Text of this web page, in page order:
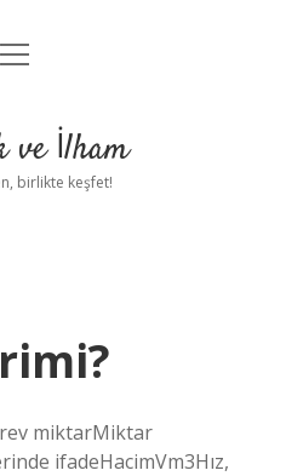
Uyarı
menüyü
ve İlham
birlikte keşfet!
miktarMiktar
ifadeHacimVm3Hız,